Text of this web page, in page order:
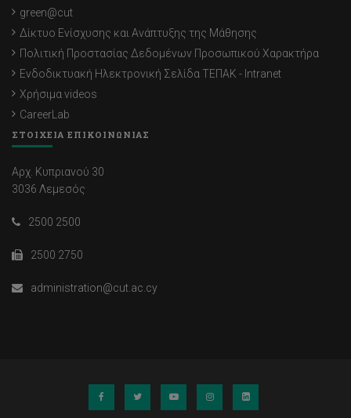
green@cut
Δίκτυο Ενίσχυσης και Ανάπτυξης της Μάθησης
Πολιτική Προστασίας Δεδομένων Προσωπικού Χαρακτήρα
Ενδοδικτυακή Ηλεκτρονική Σελίδα ΤΕΠΑΚ - Intranet
Χρήσιμα videos
CareerLab
ΣΤΟΙΧΕΙΑ ΕΠΙΚΟΙΝΩΝΙΑΣ
Αρχ. Κυπριανού 30
3036 Λεμεσός
2500 2500
2500 2750
administration@cut.ac.cy